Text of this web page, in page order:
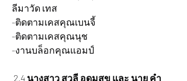
ลีมาวัด เทส
-ติดตามเคสคุณเบนจี้
-ติดตามเคสคุณนุช
-งานบล็อกคุณแอมป์
2.4 นางสาว สวลี อุดมสุข และ นาย คำ